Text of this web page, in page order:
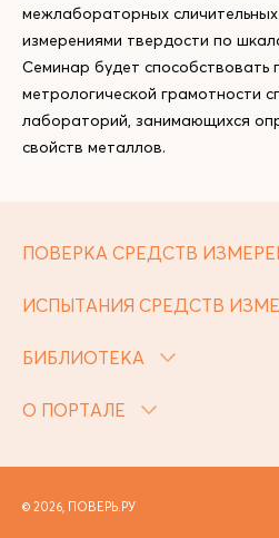
межлабораторных
измерениями твердости по
Семинар будет способствовать
метрологической грамотности
лабораторий, занимающихся
свойств металлов.
ПОВЕРКА СРЕДСТВ
ИСПЫТАНИЯ СРЕДСТВ
БИБЛИОТЕКА
О ПОРТАЛЕ
© 2026, ПОВЕРЬ.РУ